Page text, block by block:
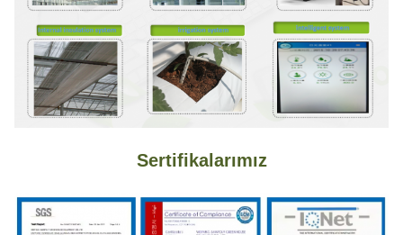
Sertifikalarımız